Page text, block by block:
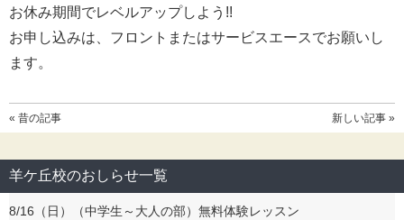
お休み期間でレベルアップしよう!!
お申し込みは、フロントまたはサービスエースでお願いし
ます。
« 昔の記事 新しい記事 »
羊ケ丘校のおしらせ一覧
8/16（日）（中学生～大人の部）無料体験レッスン